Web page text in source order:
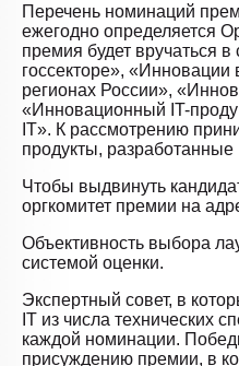
Перечень номинаций
ежегодно определяется
премия будет вручаться
госсекторе»,
регионах России»,
«Инновационный IT-
IT». К рассмотрению
продукты,
Чтобы выдвинуть
оргкомитет премии на
Объективность выбора
системой оценки.
Экспертный совет, в
IT из числа технических
каждой номинации.
присуждению премии, в